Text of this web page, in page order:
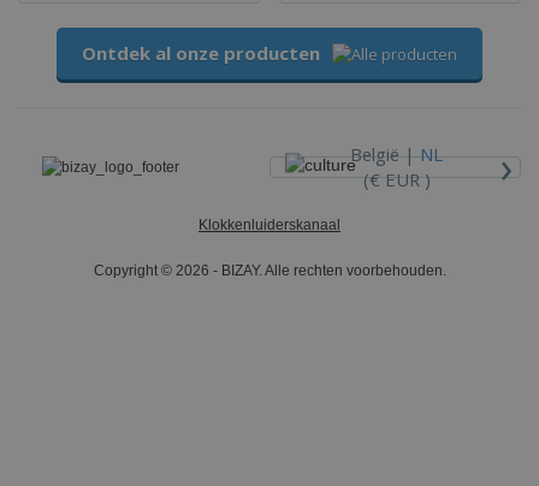
Ontdek al onze producten
België |NL
(€ EUR )
›
Klokkenluiderskanaal
Copyright © 2026 - BIZAY. Alle rechten voorbehouden.